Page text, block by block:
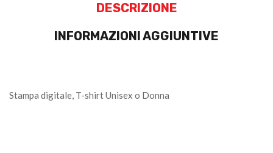
DESCRIZIONE
INFORMAZIONI AGGIUNTIVE
Stampa digitale, T-shirt Unisex o Donna